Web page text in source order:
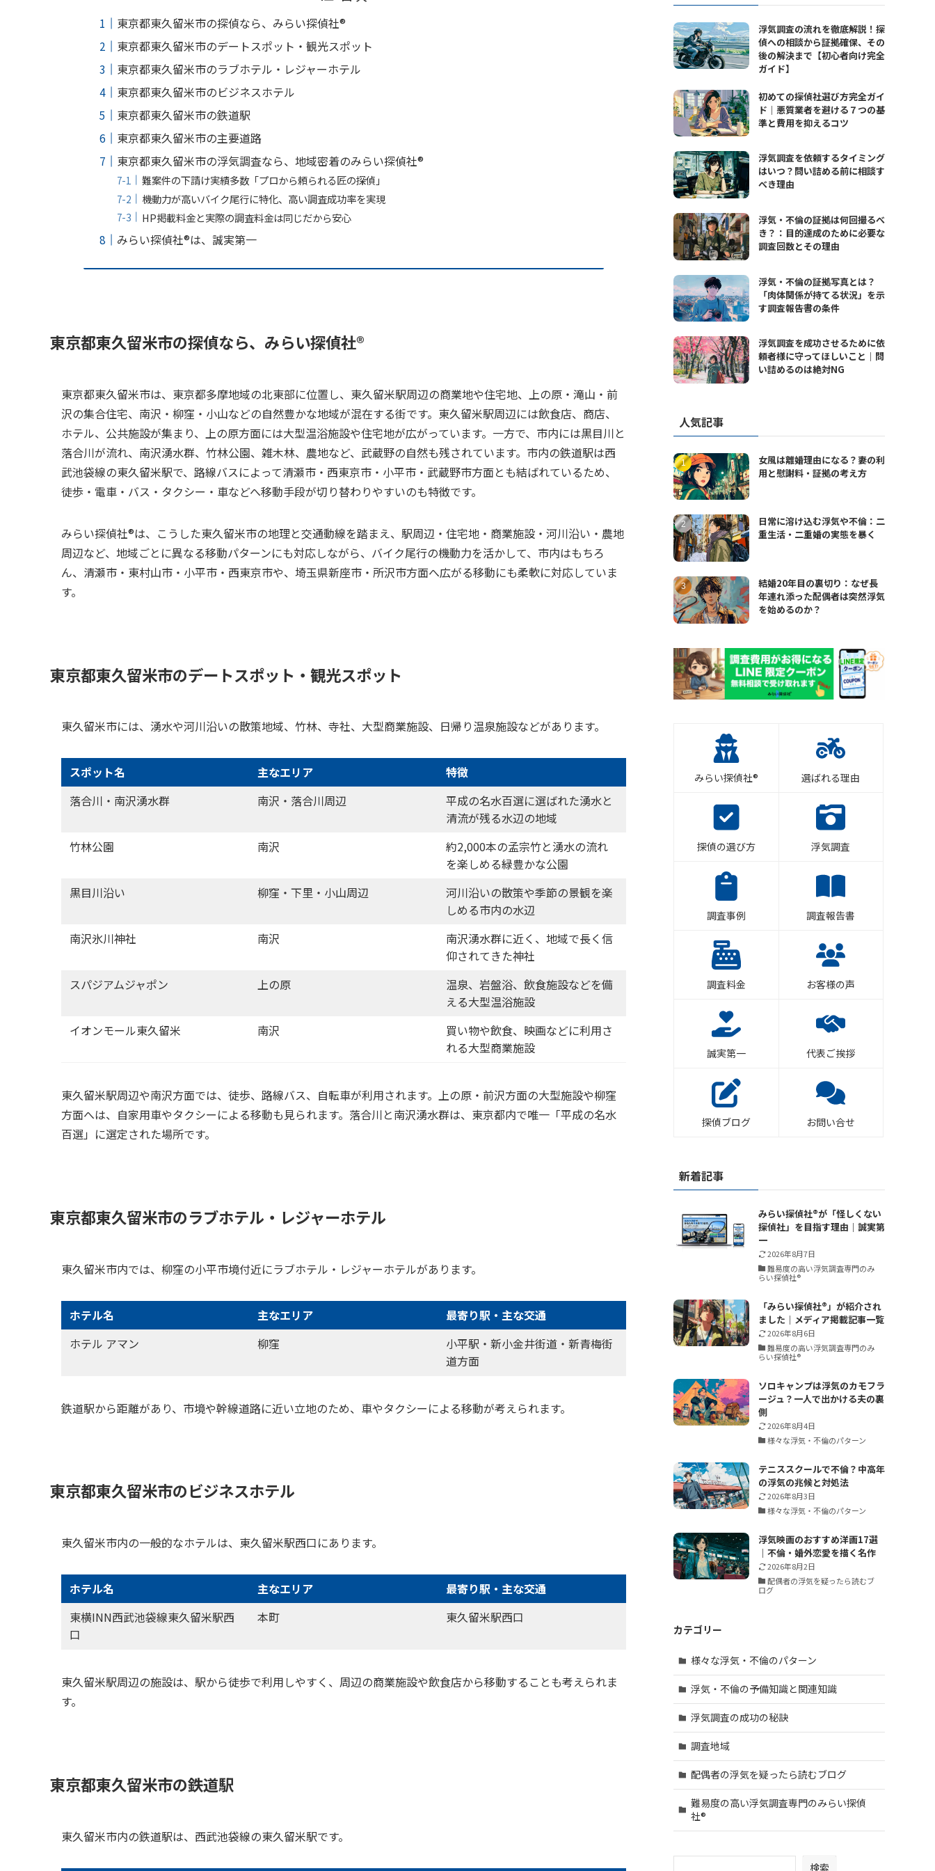
東京都東久留米市の探偵なら、みらい探偵社®︎
東京都東久留米市のデートスポット・観光スポット
東京都東久留米市のラブホテル・レジャーホテル
東京都東久留米市のビジネスホテル
東京都東久留米市の鉄道駅
東京都東久留米市の主要道路
東京都東久留米市の浮気調査なら、地域密着のみらい探偵社®︎
難案件の下請け実績多数「プロから頼られる匠の探偵」
機動力が高いバイク尾行に特化、高い調査成功率を実現
HP掲載料金と実際の調査料金は同じだから安心
みらい探偵社®︎は、誠実第一
東京都東久留米市の探偵なら、みらい探偵社®︎
東京都東久留米市は、東京都多摩地域の北東部に位置し、東久留米駅周辺の商業地や住宅地、上の原・滝山・前
沢の集合住宅、南沢・柳窪・小山などの自然豊かな地域が混在する街です。東久留米駅周辺には飲食店、商店、
ホテル、公共施設が集まり、上の原方面には大型温浴施設や住宅地が広がっています。一方で、市内には黒目川と
落合川が流れ、南沢湧水群、竹林公園、雑木林、農地など、武蔵野の自然も残されています。市内の鉄道駅は西
武池袋線の東久留米駅で、路線バスによって清瀬市・西東京市・小平市・武蔵野市方面とも結ばれているため、
徒歩・電車・バス・タクシー・車などへ移動手段が切り替わりやすいのも特徴です。
みらい探偵社®︎は、こうした東久留米市の地理と交通動線を踏まえ、駅周辺・住宅地・商業施設・河川沿い・農地
周辺など、地域ごとに異なる移動パターンにも対応しながら、バイク尾行の機動力を活かして、市内はもちろ
ん、清瀬市・東村山市・小平市・西東京市や、埼玉県新座市・所沢市方面へ広がる移動にも柔軟に対応していま
す。
東京都東久留米市のデートスポット・観光スポット
東久留米市には、湧水や河川沿いの散策地域、竹林、寺社、大型商業施設、日帰り温泉施設などがあります。
スポット名 主なエリア
特徴
落合川・南沢湧水群
南沢・落合川周辺
平成の名水百選に選ばれた湧水と
清流が残る水辺の地域
竹林公園
南沢
約2,000本の孟宗竹と湧水の流れ
を楽しめる緑豊かな公園
黒目川沿い
柳窪・下里・小山周辺
河川沿いの散策や季節の景観を楽
しめる市内の水辺
南沢氷川神社
南沢
南沢湧水群に近く、地域で長く信
仰されてきた神社
スパジアムジャポン
上の原
温泉、岩盤浴、飲食施設などを備
える大型温浴施設
イオンモール東久留米
南沢
買い物や飲食、映画などに利用さ
れる大型商業施設
東久留米駅周辺や南沢方面では、徒歩、路線バス、自転車が利用されます。上の原・前沢方面の大型施設や柳窪
方面へは、自家用車やタクシーによる移動も見られます。落合川と南沢湧水群は、東京都内で唯一「平成の名水
百選」に選定された場所です。
東京都東久留米市のラブホテル・レジャーホテル
東久留米市内では、柳窪の小平市境付近にラブホテル・レジャーホテルがあります。
ホテル名 主なエリア
最寄り駅・主な交通
ホテル アマン
柳窪
小平駅・新小金井街道・新青梅街
道方面
鉄道駅から距離があり、市境や幹線道路に近い立地のため、車やタクシーによる移動が考えられます。
東京都東久留米市のビジネスホテル
東久留米市内の一般的なホテルは、東久留米駅西口にあります。
ホテル名 主なエリア
最寄り駅・主な交通
東横INN西武池袋線東久留米駅西
口
本町 東久留米駅西口
東久留米駅周辺の施設は、駅から徒歩で利用しやすく、周辺の商業施設や飲食店から移動することも考えられま
す。
東京都東久留米市の鉄道駅
東久留米市内の鉄道駅は、西武池袋線の東久留米駅です。
浮気調査の流れを徹底解説！探
偵への相談から証拠確保、その
後の解決まで【初心者向け完全
ガイド】
初めての探偵社選び方完全ガイ
ド｜悪質業者を避ける７つの基
準と費用を抑えるコツ
浮気調査を依頼するタイミング
はいつ？問い詰める前に相談す
べき理由
浮気・不倫の証拠は何回撮るべ
き？：目的達成のために必要な
調査回数とその理由
浮気・不倫の証拠写真とは？
「肉体関係が持てる状況」を示
す調査報告書の条件
浮気調査を成功させるために依
頼者様に守ってほしいこと｜問
い詰めるのは絶対NG
人気記事
女風は離婚理由になる？妻の利
用と慰謝料・証拠の考え方
日常に溶け込む浮気や不倫：二
重生活・二重婚の実態を暴く
結婚20年目の裏切り：なぜ長
年連れ添った配偶者は突然浮気
を始めるのか？
みらい探偵社®︎ 選ばれる理由
探偵の選び方 浮気調査
調査事例 調査報告書
調査料金 お客様の声
誠実第一 代表ご挨拶
探偵ブログ お問い合せ
新着記事
みらい探偵社®︎が「怪しくない
探偵社」を目指す理由｜誠実第
一
2026年8月7日
難易度の高い浮気調査専門のみ
らい探偵社®︎
「みらい探偵社®︎」が紹介され
ました｜メディア掲載記事一覧
2026年8月6日
難易度の高い浮気調査専門のみ
らい探偵社®︎
ソロキャンプは浮気のカモフラ
ージュ？一人で出かける夫の裏
側
2026年8月4日
様々な浮気・不倫のパターン
テニススクールで不倫？中高年
の浮気の兆候と対処法
2026年8月3日
様々な浮気・不倫のパターン
浮気映画のおすすめ洋画17選
｜不倫・婚外恋愛を描く名作
2026年8月2日
配偶者の浮気を疑ったら読むブ
ログ
カテゴリー
様々な浮気・不倫のパターン
浮気・不倫の予備知識と関連知識
浮気調査の成功の秘訣
調査地域
配偶者の浮気を疑ったら読むブログ
難易度の高い浮気調査専門のみらい探偵
社®︎
検索